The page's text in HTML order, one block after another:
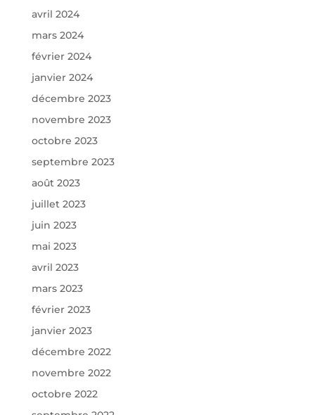
avril 2024
mars 2024
février 2024
janvier 2024
décembre 2023
novembre 2023
octobre 2023
septembre 2023
août 2023
juillet 2023
juin 2023
mai 2023
avril 2023
mars 2023
février 2023
janvier 2023
décembre 2022
novembre 2022
octobre 2022